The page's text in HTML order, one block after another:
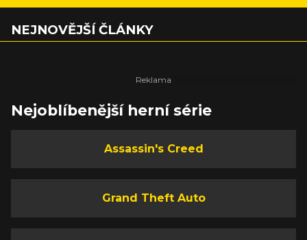
NEJNOVĚJŠÍ ČLÁNKY
Nejoblíbenější herní série
Assassin's Creed
Grand Theft Auto